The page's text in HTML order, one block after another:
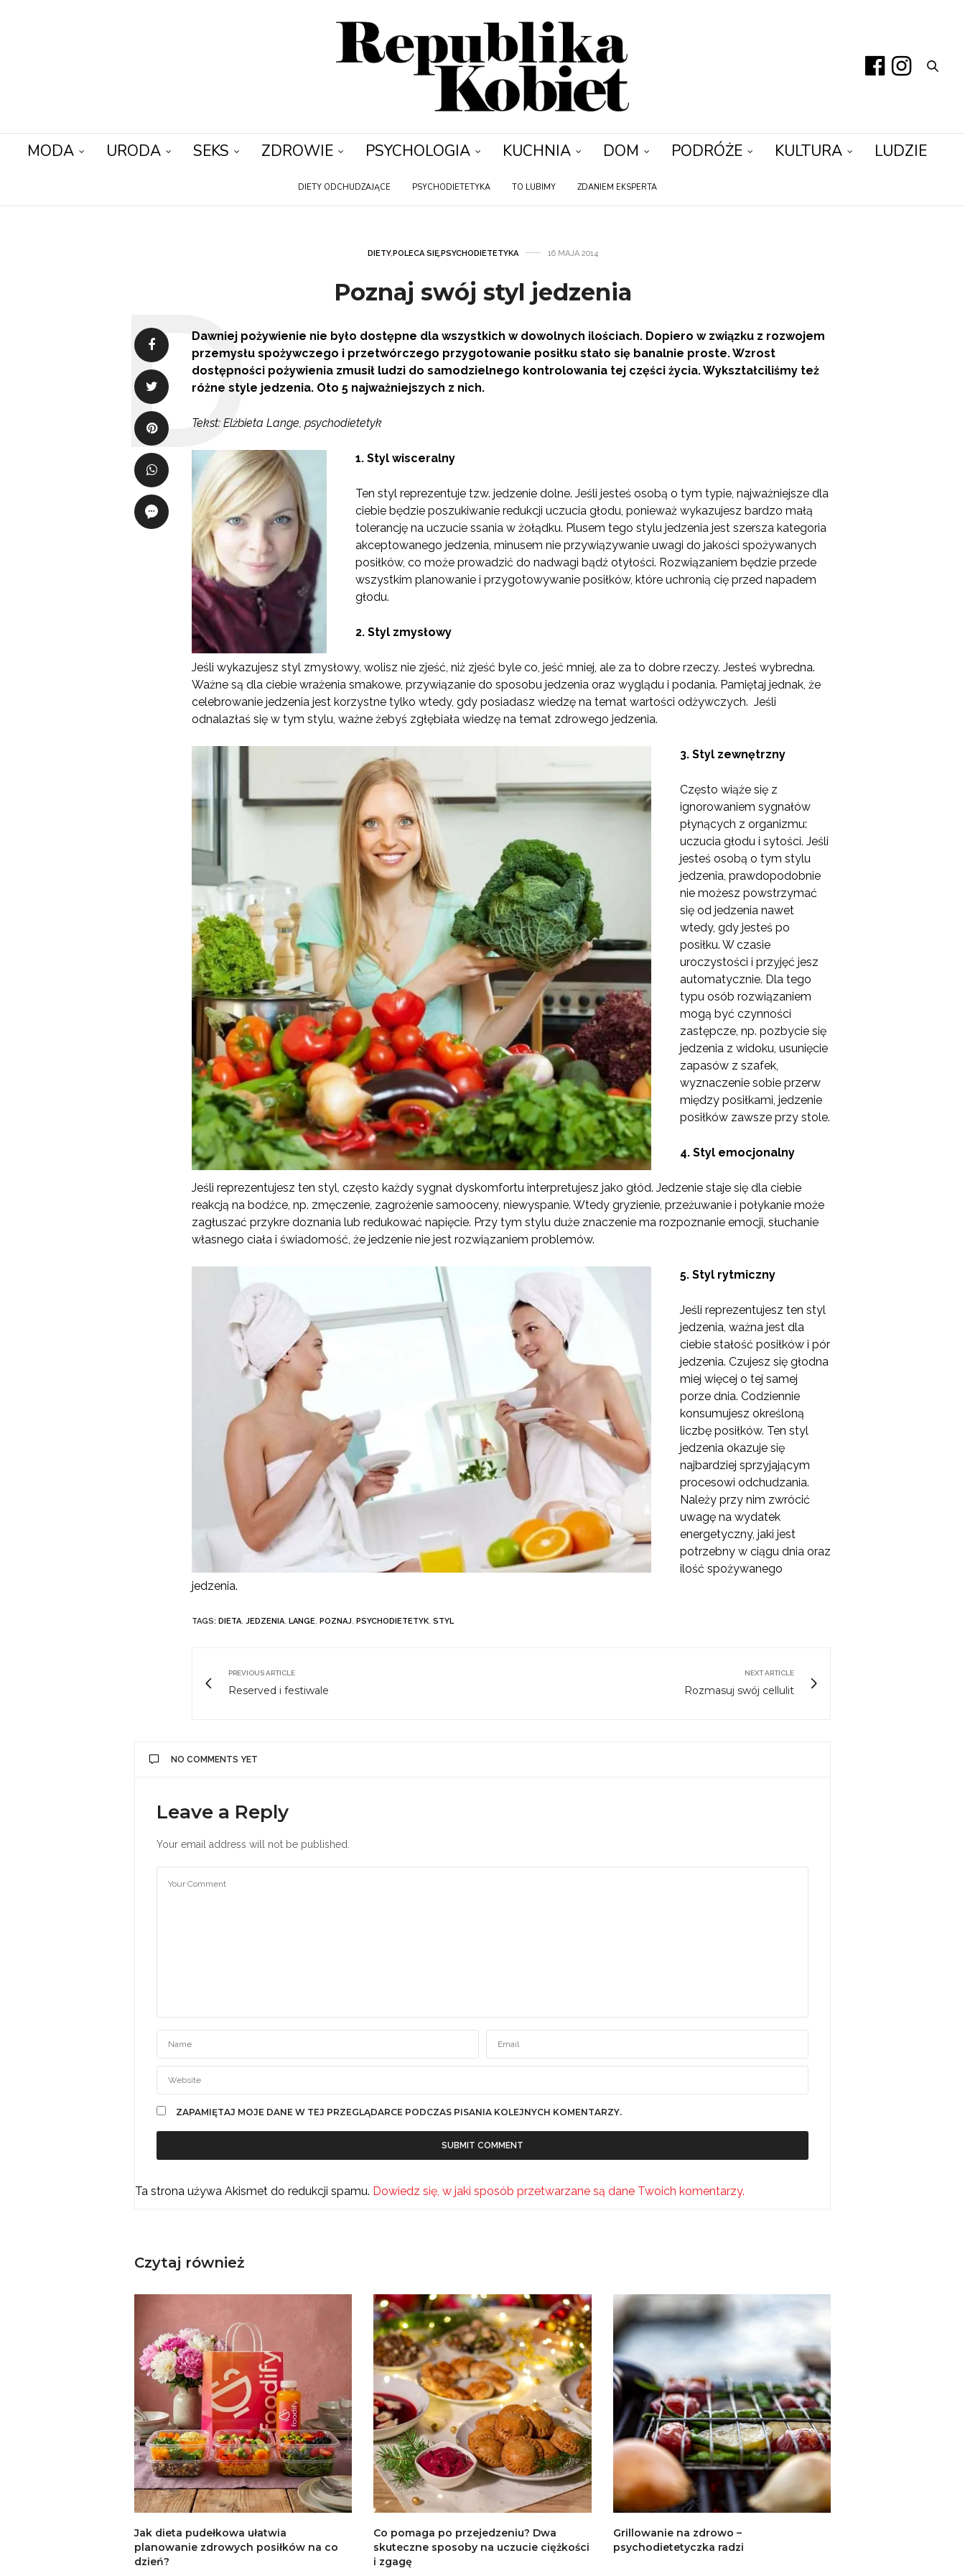
MODA URODA SEKS ZDROWIE PSYCHOLOGIA KUCHNIA DOM PODRÓŻE KULTURA LUDZIE
DIETY ODCHUDZAJĄCE PSYCHODIETETYKA TO LUBIMY ZDANIEM EKSPERTA
DIETY,POLECA SIĘ,PSYCHODIETETYKA 16 MAJA 2014
Poznaj swój styl jedzenia
Dawniej pożywienie nie było dostępne dla wszystkich w dowolnych ilościach. Dopiero w związku z rozwojem
przemysłu spożywczego i przetwórczego przygotowanie posiłku stało się banalnie proste. Wzrost
dostępności pożywienia zmusił ludzi do samodzielnego kontrolowania tej części życia. Wykształciliśmy też
różne style jedzenia. Oto 5 najważniejszych z nich.
Tekst: Elżbieta Lange, psychodietetyk
1. Styl wisceralny
Ten styl reprezentuje tzw. jedzenie dolne. Jeśli jesteś osobą o tym typie, najważniejsze dla
ciebie będzie poszukiwanie redukcji uczucia głodu, ponieważ wykazujesz bardzo małą
tolerancję na uczucie ssania w żołądku. Plusem tego stylu jedzenia jest szersza kategoria
akceptowanego jedzenia, minusem nie przywiązywanie uwagi do jakości spożywanych
posiłków, co może prowadzić do nadwagi bądź otyłości. Rozwiązaniem będzie przede
wszystkim planowanie i przygotowywanie posiłków, które uchronią cię przed napadem
głodu.
2. Styl zmysłowy
Jeśli wykazujesz styl zmysłowy, wolisz nie zjeść, niż zjeść byle co, jeść mniej, ale za to dobre rzeczy. Jesteś wybredna.
Ważne są dla ciebie wrażenia smakowe, przywiązanie do sposobu jedzenia oraz wyglądu i podania. Pamiętaj jednak, że
celebrowanie jedzenia jest korzystne tylko wtedy, gdy posiadasz wiedzę na temat wartości odżywczych. Jeśli
odnalazłaś się w tym stylu, ważne żebyś zgłębiała wiedzę na temat zdrowego jedzenia.
3. Styl zewnętrzny
Często wiąże się z
ignorowaniem sygnałów
płynących z organizmu:
uczucia głodu i sytości. Jeśli
jesteś osobą o tym stylu
jedzenia, prawdopodobnie
nie możesz powstrzymać
się od jedzenia nawet
wtedy, gdy jesteś po
posiłku. W czasie
uroczystości i przyjęć jesz
automatycznie. Dla tego
typu osób rozwiązaniem
mogą być czynności
zastępcze, np. pozbycie się
jedzenia z widoku, usunięcie
zapasów z szafek,
wyznaczenie sobie przerw
między posiłkami, jedzenie
posiłków zawsze przy stole.
4. Styl emocjonalny
Jeśli reprezentujesz ten styl, często każdy sygnał dyskomfortu interpretujesz jako głód. Jedzenie staje się dla ciebie
reakcją na bodźce, np. zmęczenie, zagrożenie samooceny, niewyspanie. Wtedy gryzienie, przeżuwanie i połykanie może
zagłuszać przykre doznania lub redukować napięcie. Przy tym stylu duże znaczenie ma rozpoznanie emocji, słuchanie
własnego ciała i świadomość, że jedzenie nie jest rozwiązaniem problemów.
5. Styl rytmiczny
Jeśli reprezentujesz ten styl
jedzenia, ważna jest dla
ciebie stałość posiłków i pór
jedzenia. Czujesz się głodna
miej więcej o tej samej
porze dnia. Codziennie
konsumujesz określoną
liczbę posiłków. Ten styl
jedzenia okazuje się
najbardziej sprzyjającym
procesowi odchudzania.
Należy przy nim zwrócić
uwagę na wydatek
energetyczny, jaki jest
potrzebny w ciągu dnia oraz
ilość spożywanego
jedzenia.
TAGS: DIETA, JEDZENIA, LANGE, POZNAJ, PSYCHODIETETYK, STYL
PREVIOUS ARTICLE
Reserved i festiwale
NEXT ARTICLE
Rozmasuj swój cellulit
NO COMMENTS YET
Leave a Reply
Your email address will not be published.
ZAPAMIĘTAJ MOJE DANE W TEJ PRZEGLĄDARCE PODCZAS PISANIA KOLEJNYCH KOMENTARZY.
Ta strona używa Akismet do redukcji spamu. Dowiedz się, w jaki sposób przetwarzane są dane Twoich komentarzy.
Czytaj również
Jak dieta pudełkowa ułatwia
planowanie zdrowych posiłków na co
dzień?
Co pomaga po przejedzeniu? Dwa
skuteczne sposoby na uczucie ciężkości
i zgagę
Grillowanie na zdrowo –
psychodietetyczka radzi